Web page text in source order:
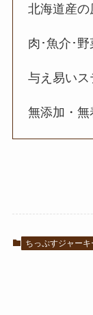
北海道産の
肉･魚介･
与え易い
無添加・無
ちっぷすジャーキ